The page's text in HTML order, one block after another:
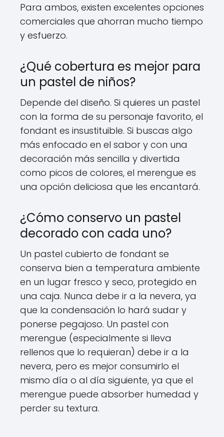
Para ambos, existen excelentes opciones
comerciales que ahorran mucho tiempo
y esfuerzo.
¿Qué cobertura es mejor para
un pastel de niños?
Depende del diseño. Si quieres un pastel
con la forma de su personaje favorito, el
fondant es insustituible. Si buscas algo
más enfocado en el sabor y con una
decoración más sencilla y divertida
como picos de colores, el merengue es
una opción deliciosa que les encantará.
¿Cómo conservo un pastel
decorado con cada uno?
Un pastel cubierto de fondant se
conserva bien a temperatura ambiente
en un lugar fresco y seco, protegido en
una caja. Nunca debe ir a la nevera, ya
que la condensación lo hará sudar y
ponerse pegajoso. Un pastel con
merengue (especialmente si lleva
rellenos que lo requieran) debe ir a la
nevera, pero es mejor consumirlo el
mismo día o al día siguiente, ya que el
merengue puede absorber humedad y
perder su textura.